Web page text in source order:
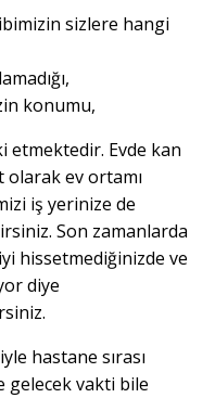
sizlere hangi
konumu,
Evde kan
ev ortamı
iş yerinize de
Son zamanlarda
hissetmediğinizde ve
diye
hastane sırası
gelecek vakti bile